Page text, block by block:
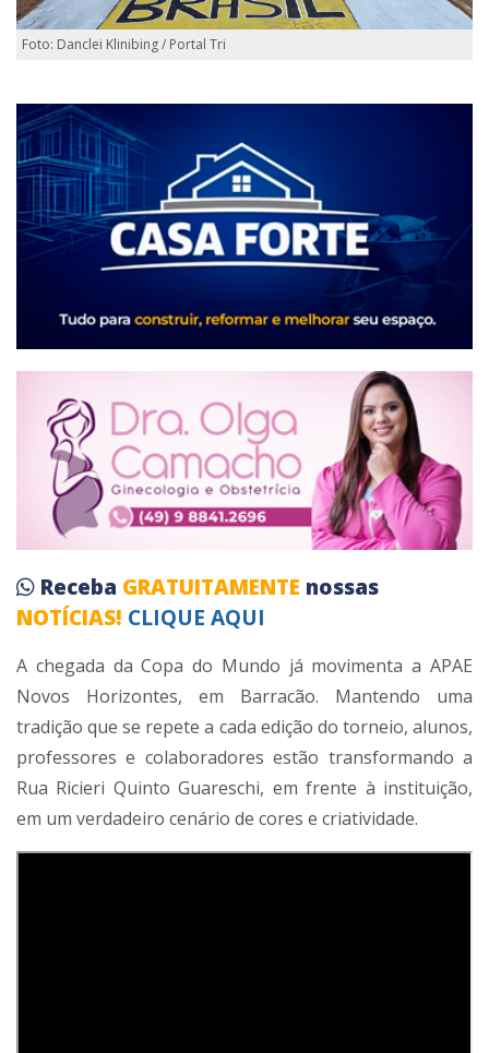
Foto: Danclei Klinibing / Portal Tri
Receba GRATUITAMENTE nossas
NOTÍCIAS! CLIQUE AQUI
A chegada da Copa do Mundo já movimenta a APAE
Novos Horizontes, em Barracão. Mantendo uma
tradição que se repete a cada edição do torneio, alunos,
professores e colaboradores estão transformando a
Rua Ricieri Quinto Guareschi, em frente à instituição,
em um verdadeiro cenário de cores e criatividade.